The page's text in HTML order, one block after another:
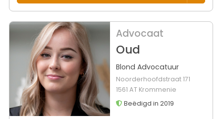
Advocaat
Oud
Blond Advocatuur
Noorderhoofdstraat 171
1561 AT Krommenie
Beëdigd in 2019